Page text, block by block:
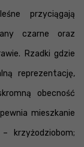
przyciągają
czarne oraz
Rzadki gdzie
reprezentację,
obecność
mieszkanie
krzyżodziobom;